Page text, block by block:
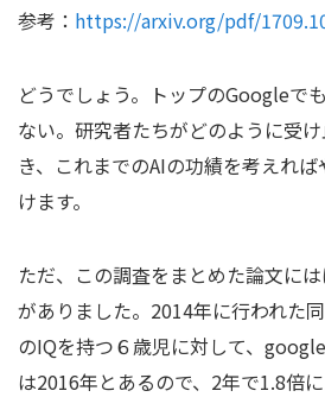
参考： https://arxiv.org/pdf/
どうでしょう。トップのGoogleで
ない。研究者たちがどのように受
き、これまでのAIの功績を考えれ
けます。
ただ、この調査をまとめた論文に
がありました。2014年に行われた
のIQを持つ６歳児に対して、
は2016年とあるので、2年で1.8倍